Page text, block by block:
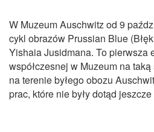
W Muzeum Auschwitz od 9
cykl obrazów Prussian Blue
Yishaia Jusidmana. To pierwsza
współczesnej w Muzeum na
na terenie byłego obozu
prac, które nie były dotąd